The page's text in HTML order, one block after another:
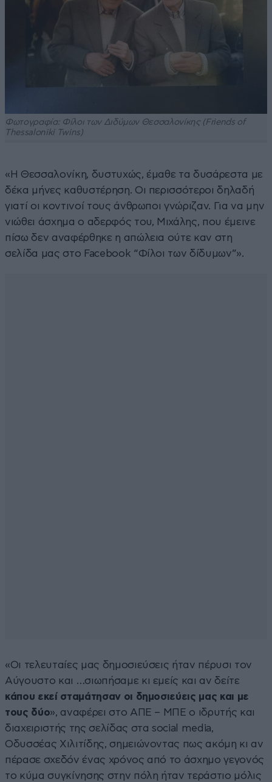
Φωτογραφία: Φίλοι των Διδύμων Θεσσαλονίκης (Friends of
Thessaloniki Twins)
«Η Θεσσαλονίκη, δυστυχώς, έμαθε τα δυσάρεστα με
δέκα μήνες καθυστέρηση. Οι περισσότεροι δηλαδή
γιατί οι κοντινοί τους άνθρωποι γνώριζαν. Για να μην
νιώθει άσχημα ο αδερφός του, Μιχάλης, που έμεινε
πίσω δεν αναφέρθηκε η απώλεια ούτε καν στη
σελίδα μας στο Facebook “Φίλοι των δίδυμων”».
«Οι τελευταίες μας δημοσιεύσεις ήταν πέρυσι τον
Αύγουστο και …σιωπήσαμε κι εμείς και αν δείτε
κάπου εκεί σταμάτησαν οι δημοσιεύεις μας και με
τους δύο», αναφέρει στο ΑΠΕ – ΜΠΕ ο ιδρυτής και
διαχειριστής της σελίδας στα social media,
Οδυσσέας Χιλιτίδης, σημειώνοντας πως ακόμη κι αν
πέρασε σχεδόν ένας χρόνος από το άσχημο γεγονός
το κύμα συγκίνησης στην πόλη ήταν τεράστιο μόλις